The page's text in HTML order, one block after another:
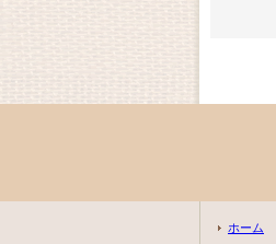
ホーム